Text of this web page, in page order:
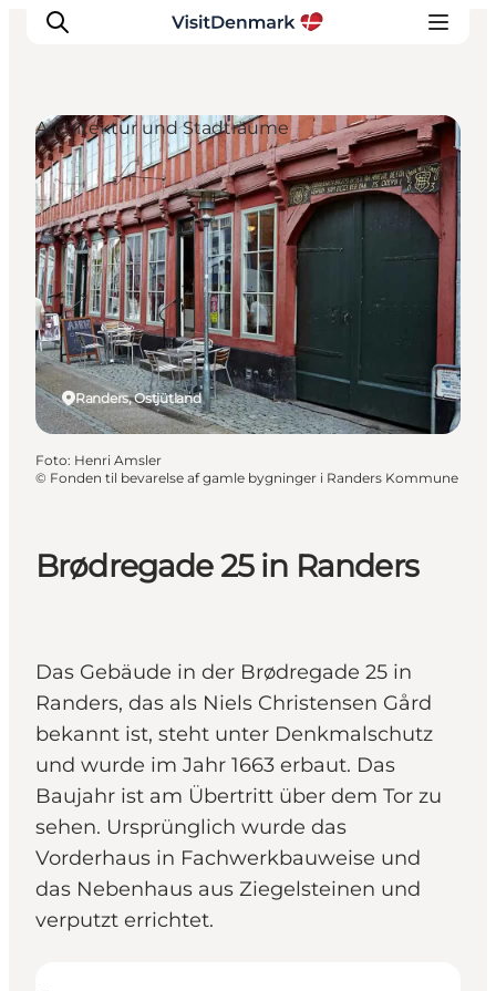
Inspiration
Regionen
Erlebnisse
Unterkünfte
Reiseplanung
Brødregade 25 in Randers
Das Gebäude in der Brødregade 25 in
Randers, das als Niels Christensen Gård
bekannt ist, steht unter Denkmalschutz
und wurde im Jahr 1663 erbaut. Das
Baujahr ist am Übertritt über dem Tor zu
sehen. Ursprünglich wurde das
Vorderhaus in Fachwerkbauweise und
das Nebenhaus aus Ziegelsteinen und
verputzt errichtet.
Randers, Ostjütland
Architektur und Stadträume
Foto: Henri Amsler
© Fonden til bevarelse af gamle bygninger i Randers Kommune